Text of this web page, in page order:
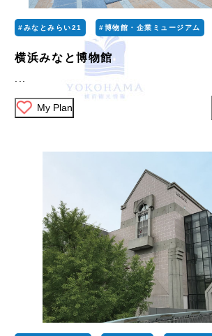
#みなとみらい21 #博物館・企業ミュージアム
横浜みなと博物館
My Plan